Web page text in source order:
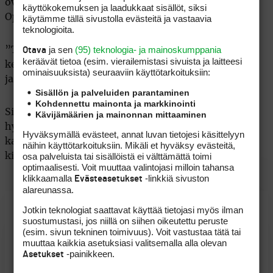
ovat aktiivisia, ja junioritoimintaakin kehitetään.
Opetustarjontaa lisätään kysynnän mukaan.
”Tavoitteenamme on innostaa seudun ihmisiä ja
kesäasukkaita lajin pariin aktiivisen kurssitarjonnan
ja hyväntuulisen toiminnan kautta.”
Sijainti ja puitteet antavat tiivistyvälle toiminnalle
hyvät edellytykset. Uusia jäseniä houkutellaan
kahdella jäsenmaksuun sisältyvällä ilmaiselle
kierroksella.
Kenttäinfo
Lustigkullavägen 19, 10600 Tammisaari
käyttökokemuksen ja laadukkaat sisällöt, siksi
käytämme tällä sivustolla evästeitä ja vastaavia
teknologioita.
Otava ja sen (95) teknologia- ja mainoskumppania
keräävät tietoa (esim. vierailemis­tasi sivuista ja laitteesi
ominaisuuk­sista) seuraaviin käyttötarkoituksiin:
Sisällön ja palveluiden parantaminen
Kohdennettu mainonta ja markkinointi
Kävijämäärien ja mainonnan mittaaminen
Hyväksymällä evästeet, annat luvan tietojesi käsittelyyn
näihin käyttötarkoituksiin. Mikäli et hyväksy evästeitä,
osa palveluista tai sisällöistä ei välttämättä toimi
optimaalisesti. Voit muuttaa valintojasi milloin tahansa
klikkaamalla Evästeasetukset -linkkiä sivuston
alareunassa.
Jotkin teknologiat saattavat käyttää tietojasi myös ilman
suostumustasi, jos niillä on siihen oikeutettu peruste
(esim. sivun tekninen toimivuus). Voit vastustaa tätä tai
muuttaa kaikkia asetuksiasi valitsemalla alla olevan
Asetukset -painikkeen.